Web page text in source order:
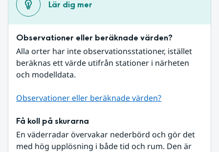
Lär dig mer
Observationer eller beräknade värden?
Alla orter har inte observationsstationer, istället
beräknas ett värde utifrån stationer i närheten
och modelldata.
Observationer eller beräknade värden?
Få koll på skurarna
En väderradar övervakar nederbörd och gör det
med hög upplösning i både tid och rum. Den är